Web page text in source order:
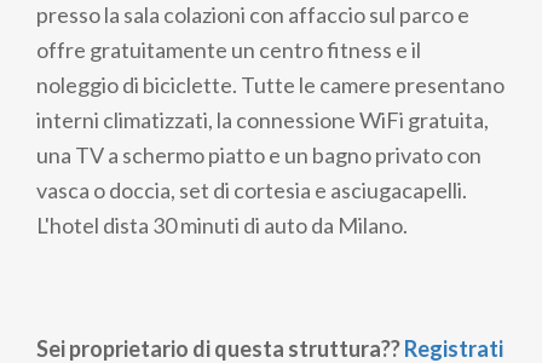
presso la sala colazioni con affaccio sul parco e
offre gratuitamente un centro fitness e il
noleggio di biciclette. Tutte le camere presentano
interni climatizzati, la connessione WiFi gratuita,
una TV a schermo piatto e un bagno privato con
vasca o doccia, set di cortesia e asciugacapelli.
L'hotel dista 30 minuti di auto da Milano.
Sei proprietario di questa struttura??Registrati